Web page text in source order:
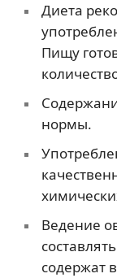
Диета
Пищу
нормы.
Ведение
содержат